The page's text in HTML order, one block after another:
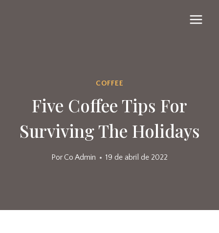
COFFEE
Five Coffee Tips For
Surviving The Holidays
PorCo Admin 19 de abril de 2022